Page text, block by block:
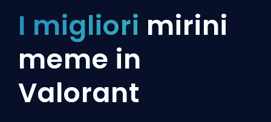
I migliori mirini
meme in
Valorant